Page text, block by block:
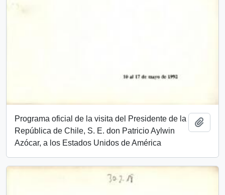
Programa oficial de la visita del Presidente de la
República de Chile, S. E. don Patricio Aylwin
Azócar, a los Estados Unidos de América